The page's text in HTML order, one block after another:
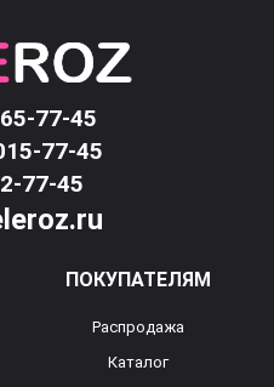
77-45
77-45
77-45
ПОКУПАТЕЛЯМ
Распродажа
Каталог